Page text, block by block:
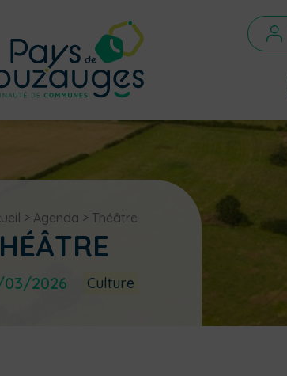
> Agenda > Théâtre
03/2026 Culture